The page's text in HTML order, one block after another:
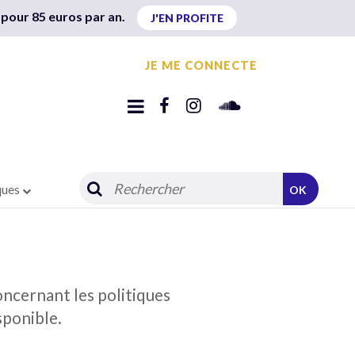
85 euros par an. J'EN PROFITE
JE ME CONNECTE
OK
les politiques